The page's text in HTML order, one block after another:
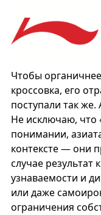
Чтобы
кроссовка, его
поступали так
Не исключаю, что
понимании,
контексте — они
случае результат
узнаваемости и
или даже
ограничения